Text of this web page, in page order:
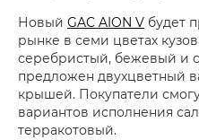
Новый GAC AION V будет
рынке в семи цветах
серебристый, бежевый и
предложен двухцветный
крышей. Покупатели
вариантов исполнения
терракотовый.